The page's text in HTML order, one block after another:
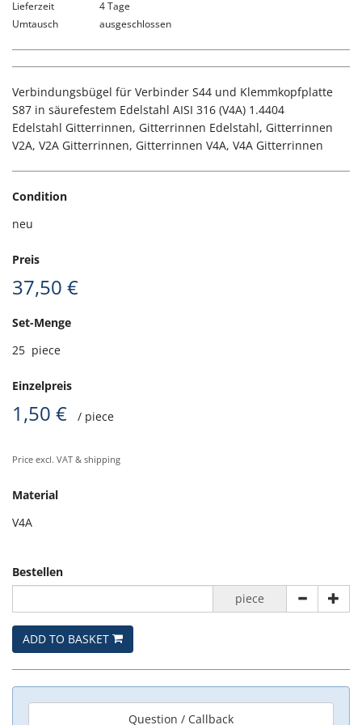
Lieferzeit
4 Tage
Umtausch
ausgeschlossen
Verbindungsbügel für Verbinder S44 und Klemmkopfplatte
S87 in säurefestem Edelstahl AISI 316 (V4A) 1.4404
Edelstahl Gitterrinnen, Gitterrinnen Edelstahl, Gitterrinnen
V2A, V2A Gitterrinnen, Gitterrinnen V4A, V4A Gitterrinnen
Condition
neu
Preis
37,50 €
Set-Menge
25 piece
Einzelpreis
1,50 € / piece
Price excl. VAT & shipping
Material
V4A
Bestellen
piece
ADD TO BASKET
Question / Callback